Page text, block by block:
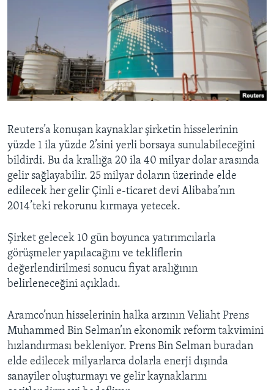
Reuters’a konuşan kaynaklar şirketin hisselerinin
yüzde 1 ila yüzde 2’sini yerli borsaya sunulabileceğini
bildirdi. Bu da krallığa 20 ila 40 milyar dolar arasında
gelir sağlayabilir. 25 milyar doların üzerinde elde
edilecek her gelir Çinli e-ticaret devi Alibaba’nın
2014’teki rekorunu kırmaya yetecek.
Şirket gelecek 10 gün boyunca yatırımcılarla
görüşmeler yapılacağını ve tekliflerin
değerlendirilmesi sonucu fiyat aralığının
belirleneceğini açıkladı.
Aramco’nun hisselerinin halka arzının Veliaht Prens
Muhammed Bin Selman’ın ekonomik reform takvimini
hızlandırması bekleniyor. Prens Bin Selman buradan
elde edilecek milyarlarca dolarla enerji dışında
sanayiler oluşturmayı ve gelir kaynaklarını